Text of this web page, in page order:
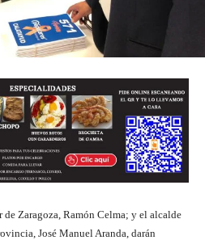
Zaragoza, Ramón Celma; y el alcalde
José Manuel Aranda, darán